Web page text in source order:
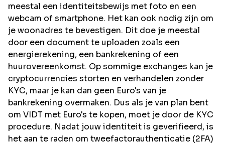
meestal een identiteitsbewijs met foto en een
webcam of smartphone. Het kan ook nodig zijn om
je woonadres te bevestigen. Dit doe je meestal
door een document te uploaden zoals een
energierekening, een bankrekening of een
huurovereenkomst. Op sommige exchanges kan je
cryptocurrencies storten en verhandelen zonder
KYC, maar je kan dan geen Euro's van je
bankrekening overmaken. Dus als je van plan bent
om VIDT met Euro's te kopen, moet je door de KYC
procedure. Nadat jouw identiteit is geverifieerd, is
het aan te raden om tweefactorauthenticatie (2FA)